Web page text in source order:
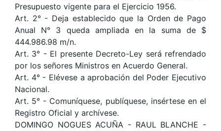
Presupuesto vigente para el Ejercicio 1956.
Art. 2° - Deja establecido que la Orden de Pago
Anual N° 3 queda ampliada en la suma de $
444.986.98 m/n.
Art. 3° - El presente Decreto-Ley será refrendado
por los señores Ministros en Acuerdo General.
Art. 4° - Elévese a aprobación del Poder Ejecutivo
Nacional.
Art. 5° - Comuníquese, publíquese, insértese en el
Registro Oficial y archívese.
DOMINGO NOGUES ACUÑA - RAUL BLANCHE -